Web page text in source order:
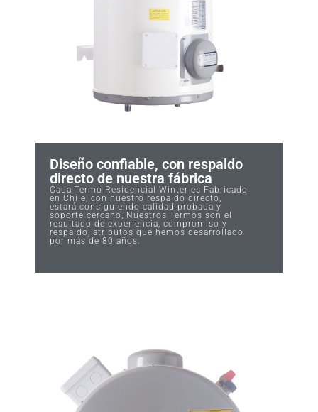
Diseño confiable, con respaldo
directo de nuestra fábrica
Cada Termo Residencial Winter es Fabricado
en Chile, con nuestro respaldo directo,
estará consiguiendo calidad probada y
soporte cercano, Nuestros Termos son el
resultado de experiencia, compromiso y
respaldo, atributos que hemos desarrollado
por más de 80 años.